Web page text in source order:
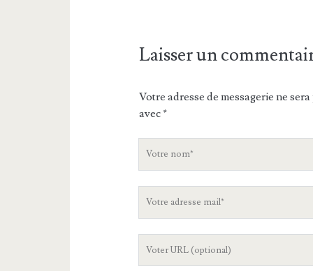
Laisser un
Votre adresse de messagerie ne
avec*
V
n
m
V
L